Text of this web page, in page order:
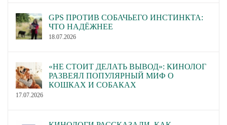
GPS ПРОТИВ СОБАЧЬЕГО ИНСТИНКТА:
ЧТО НАДЁЖНЕЕ
18.07.2026
«НЕ СТОИТ ДЕЛАТЬ ВЫВОД»: КИНОЛОГ
РАЗВЕЯЛ ПОПУЛЯРНЫЙ МИФ О
КОШКАХ И СОБАКАХ
17.07.2026